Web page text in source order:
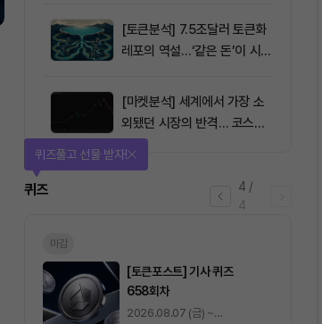
[토큰분석] 7.5조달러 토큰화
레포의 역설…‘같은 돈’이 시장
[마켓분석] 세계에서 가장 소
외됐던 시장의 반격… 코스피
대규모 숏스퀴즈
4 /
4
퀴즈
퀴즈풀고 선물 받자!
마감
[토큰포스트] 기사 퀴즈
658회차
2026.08.07 (금) ~